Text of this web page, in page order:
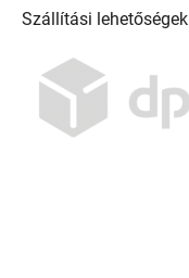
Szállítási lehetőségek